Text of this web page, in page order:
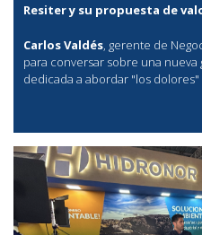
Resiter y su propuesta de
Carlos Valdés, gerente de
para conversar sobre una
dedicada a abordar "los dolores"